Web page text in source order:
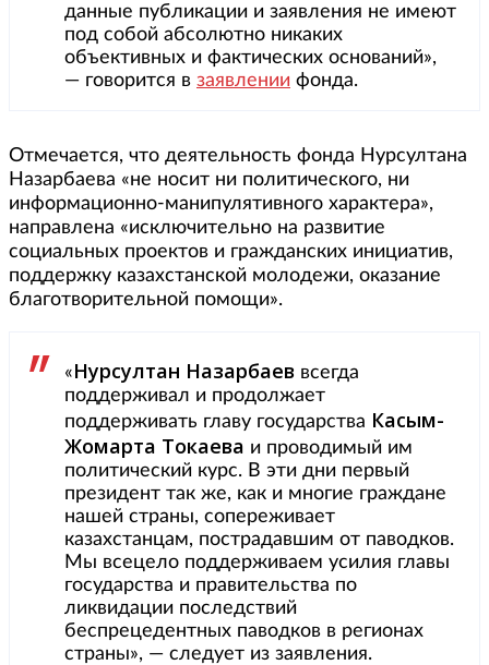
данные публикации и заявления не имеют
под собой абсолютно никаких
объективных и фактических оснований»,
— говорится в заявлении фонда.
Отмечается, что деятельность фонда Нурсултана
Назарбаева «не носит ни политического, ни
информационно-манипулятивного характера»,
направлена «исключительно на развитие
социальных проектов и гражданских инициатив,
поддержку казахстанской молодежи, оказание
благотворительной помощи».
«Нурсултан Назарбаев всегда
поддерживал и продолжает
поддерживать главу государства Касым-
Жомарта Токаева и проводимый им
политический курс. В эти дни первый
президент так же, как и многие граждане
нашей страны, сопереживает
казахстанцам, пострадавшим от паводков.
Мы всецело поддерживаем усилия главы
государства и правительства по
ликвидации последствий
беспрецедентных паводков в регионах
страны», — следует из заявления.